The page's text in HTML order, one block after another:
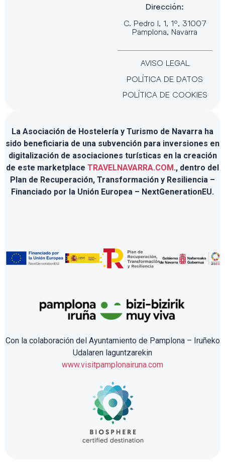
Dirección:
C. Pedro I, 1, 1º, 31007
Pamplona, Navarra
AVISO LEGAL
POLÍTICA DE DATOS
POLÍTICA DE COOKIES
La Asociación de Hostelería y Turismo de Navarra ha
sido beneficiaria de una subvención para inversiones en
digitalización de asociaciones turísticas en la creación
de este marketplace TRAVELNAVARRA.COM ., dentro del
Plan de Recuperación, Transformación y Resiliencia –
Financiado por la Unión Europea – NextGenerationEU.
Con la colaboración del Ayuntamiento de Pamplona – Iruñeko
Udalaren laguntzarekin
www.visitpamplonairuna.com